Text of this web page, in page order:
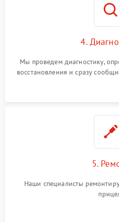
4.
Мы проведем диагностику,
восстановления и сразу
5.
Наши специалисты